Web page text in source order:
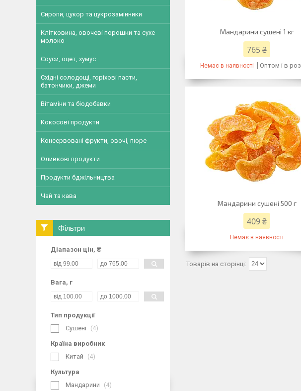
Мандарини сушені 1 кг
765 ₴
Немає в наявності Оптом і в
Мандарини сушені 500 г
409 ₴
Немає в наявності
Сиропи, цукор та цукрозамінники
Клітковина, овочеві порошки та сухе
молоко
Соуси, оцет, хумус
Східні солодощі, горіхові пасти,
батончики, джеми
Вітаміни та біодобавки
Кокосові продукти
Консервовані фрукти, овочі, пюре
Оливкові продукти
Продукти бджільництва
Чай та кава
Фільтри
Діапазон цін, ₴
Вага, г
Тип продукції
Сушені
4
Країна виробник
Китай
4
Культура
Мандарини
4